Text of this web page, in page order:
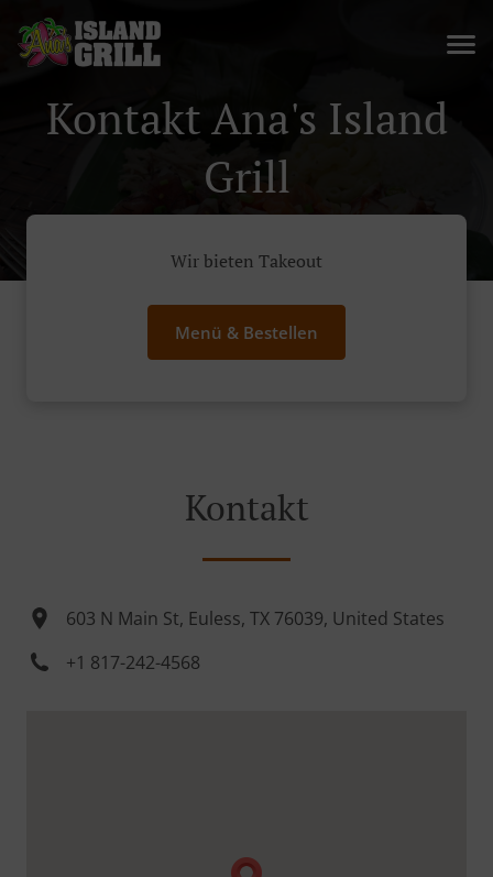
Kontakt Ana's Island
Grill
Wir bieten Takeout
Menü & Bestellen
Kontakt
603 N Main St, Euless, TX 76039, United States
+1 817-242-4568